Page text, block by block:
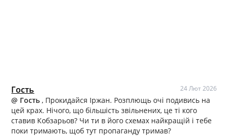
Гость 24 Лют 2026
@ Гость , Прокидайся Іржан. Розплющь очі подивись на
цей крах. Нічого, що більшість звільнених, це ті кого
ставив Кобзарьов? Чи ти в його схемах найкращій і тебе
поки тримають, щоб тут пропаганду тримав?